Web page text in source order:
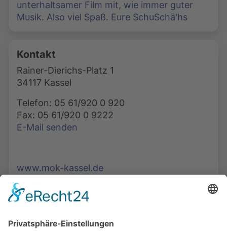
unterhaltsamer Film mit, wie immer guter
Musik. Also viel Spaß. Eure SchuSchä'hs
Kontakt
Rainer-Dierichs-Platz 1
34117 Kassel
Telefon: 05 61/920 0 920
Fax: 05 61/920 0 9222
E-Mail senden
www.mok-kassel.de